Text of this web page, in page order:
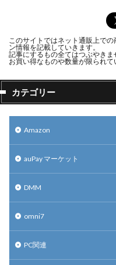
このサイトではネット通販上で
ン情報を記載していきます。
記事にするもの全てはつぶやきま
お買い得なものや数量が限られ
カテゴリー
Amazon
auPay マーケット
DMM
omni7
PC関連